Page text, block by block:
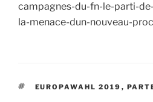
campagnes-du-fn-le-parti-
la-menace-dun-nouveau-
SCHLAGWÖRTER
EUROPAWAHL 2019 ,